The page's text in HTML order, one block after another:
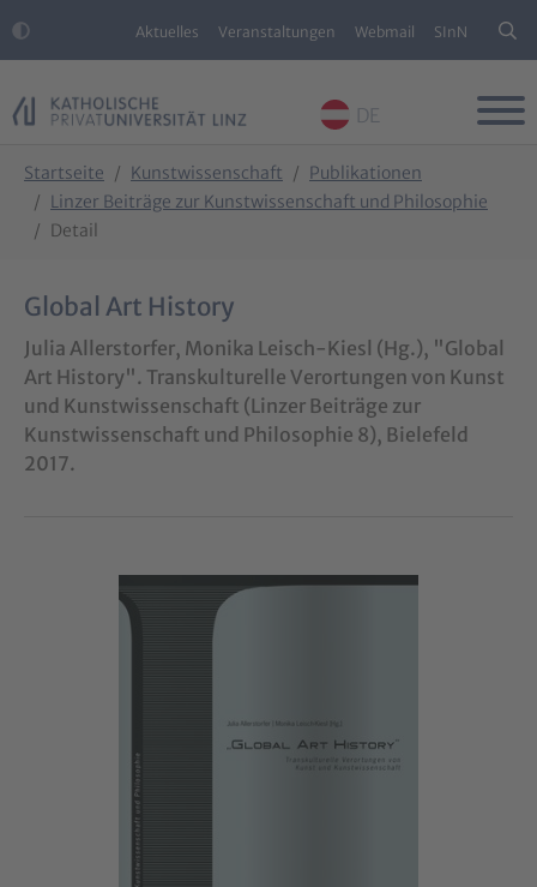
Aktuelles Veranstaltungen Webmail SInN
DE
Startseite Kunstwissenschaft
Publikationen
Linzer Beiträge zur Kunstwissenschaft und Philosophie
Detail
Global Art History
Julia Allerstorfer, Monika Leisch-Kiesl (Hg.), "Global
Art History". Transkulturelle Verortungen von Kunst
und Kunstwissenschaft (Linzer Beiträge zur
Kunstwissenschaft und Philosophie 8), Bielefeld
2017.